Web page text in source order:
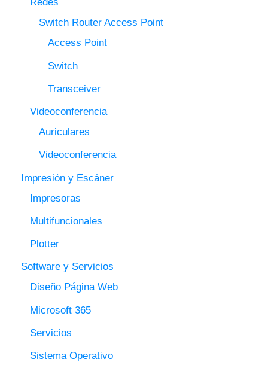
Redes
Switch Router Access Point
Access Point
Switch
Transceiver
Videoconferencia
Auriculares
Videoconferencia
Impresión y Escáner
Impresoras
Multifuncionales
Plotter
Software y Servicios
Diseño Página Web
Microsoft 365
Servicios
Sistema Operativo